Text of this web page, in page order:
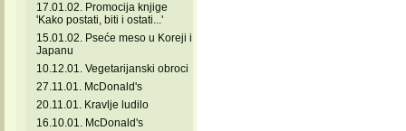
17.01.02. Promocija knjige
'Kako postati, biti i ostati...'
15.01.02. Pseće meso u Koreji i
Japanu
10.12.01. Vegetarijanski obroci
27.11.01. McDonald's
20.11.01. Kravlje ludilo
16.10.01. McDonald's